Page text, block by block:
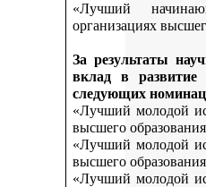
«Лучший
организациях
За результаты
вклад в развитие
следующих
«Лучший молодой
высшего
«Лучший молодой
высшего
«Лучший молодой